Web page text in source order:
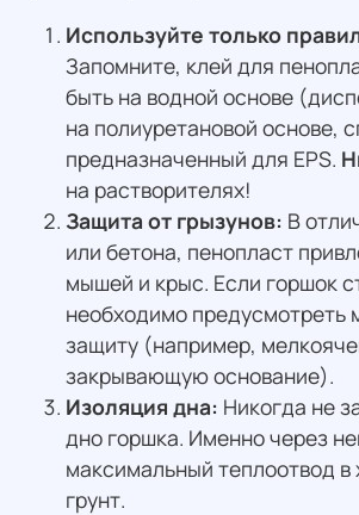
Используйте только
Запомните, клей для
быть на водной основе
на полиуретановой основе,
предназначенный для EPS.
на растворителях!
Защита от грызунов: В
или бетона, пенопласт
мышей и крыс. Если горшок
необходимо предусмотреть
защиту (например,
закрывающую основание).
Изоляция дна: Никогда не
дно горшка. Именно через
максимальный теплоотвод в
грунт.